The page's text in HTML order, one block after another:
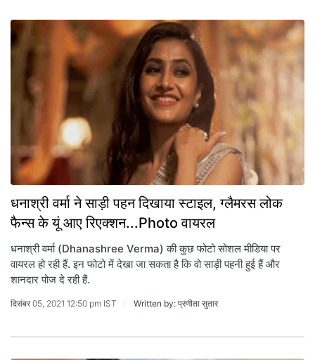
धनाश्री वर्मा ने साड़ी पहन दिखाया स्टाइल, ग्लैमरस लोक
फैन्स के यूं आए रिएक्शन...Photo वायरल
धनाश्री वर्मा (Dhanashree Verma) की कुछ फोटो सोशल मीडिया पर
वायरल हो रही हैं. इन फोटो में देखा जा सकता है कि वो साड़ी पहनी हुई हैं और
शानदार पोज दे रही हैं.
दिसंबर 05, 2021 12:50 pm IST Written by: प्रणीता सुतार